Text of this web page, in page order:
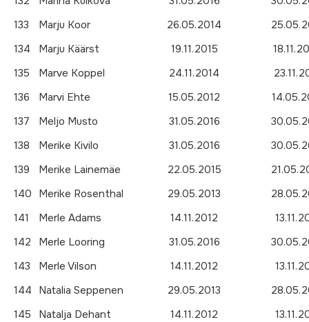
133
Marju Koor 26.05.2014
134
Marju Käärst 19.11.2015
135
Marve Koppel 24.11.2014
136
Marvi Ehte 15.05.2012
137
Meljo Musto 31.05.2016
138
Merike Kivilo 31.05.2016
139
Merike Lainemäe 22.05.2015
140 Merike Rosenthal 29.05.2013
141
Merle Adams 14.11.2012
142
Merle Looring 31.05.2016
143
Merle Vilson 14.11.2012
144 Natalia Seppenen 29.05.2013
145
Natalja Dehant 14.11.2012